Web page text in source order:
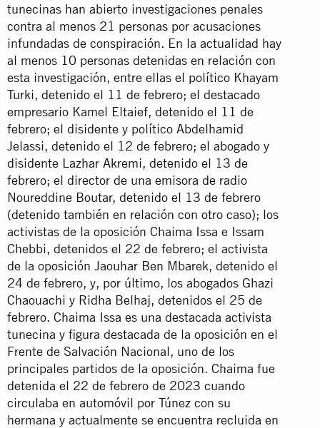
tunecinas han abierto investigaciones penales
contra al menos 21 personas por acusaciones
infundadas de conspiración. En la actualidad hay
al menos 10 personas detenidas en relación con
esta investigación, entre ellas el político Khayam
Turki, detenido el 11 de febrero; el destacado
empresario Kamel Eltaief, detenido el 11 de
febrero; el disidente y político Abdelhamid
Jelassi, detenido el 12 de febrero; el abogado y
disidente Lazhar Akremi, detenido el 13 de
febrero; el director de una emisora de radio
Noureddine Boutar, detenido el 13 de febrero
(detenido también en relación con otro caso); los
activistas de la oposición Chaima Issa e Issam
Chebbi, detenidos el 22 de febrero; el activista
de la oposición Jaouhar Ben Mbarek, detenido el
24 de febrero, y, por último, los abogados Ghazi
Chaouachi y Ridha Belhaj, detenidos el 25 de
febrero. Chaima Issa es una destacada activista
tunecina y figura destacada de la oposición en el
Frente de Salvación Nacional, uno de los
principales partidos de la oposición. Chaima fue
detenida el 22 de febrero de 2023 cuando
circulaba en automóvil por Túnez con su
hermana y actualmente se encuentra recluida en